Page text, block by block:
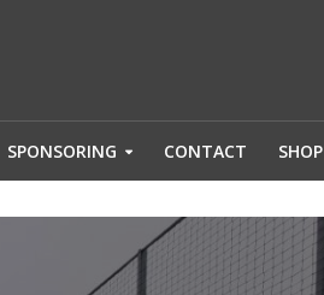
SPONSORING CONTACT SHOP